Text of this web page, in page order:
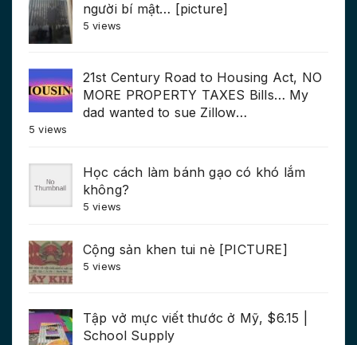
người bí mật… [picture]
5 views
21st Century Road to Housing Act, NO
MORE PROPERTY TAXES Bills… My
dad wanted to sue Zillow…
5 views
Học cách làm bánh gạo có khó lắm
không?
5 views
Cộng sản khen tui nè [PICTURE]
5 views
Tập vở mực viết thước ở Mỹ, $6.15 |
School Supply